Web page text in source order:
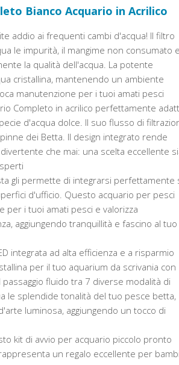
Bianco Acquario in Acrilico
addio ai frequenti cambi d'acqua! Il filtro
le impurità, il mangime non consumato
la qualità dell'acqua. La potente
cristallina, mantenendo un ambiente
manutenzione per i tuoi amati pesci
Completo in acrilico perfettamente
d'acqua dolce. Il suo flusso di
dei Betta. Il design integrato rende
che mai: una scelta eccellente
gli permette di integrarsi perfettamente
d'ufficio. Questo acquario per pesci
per i tuoi amati pesci e valorizza
aggiungendo tranquillità e fascino al tuo
integrata ad alta efficienza e a risparmio
per il tuo aquarium da scrivania con
fluido tra 7 diverse modalità di
le splendide tonalità del tuo pesce betta,
luminosa, aggiungendo un tocco di
kit di avvio per acquario piccolo pronto
un regalo eccellente per